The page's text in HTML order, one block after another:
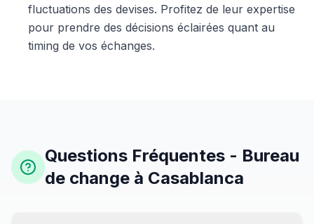
fluctuations des devises. Profitez de leur expertise
pour prendre des décisions éclairées quant au
timing de vos échanges.
Questions Fréquentes - Bureau
de change à Casablanca